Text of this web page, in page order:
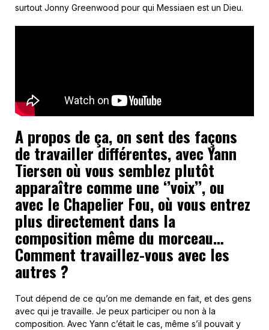
surtout Jonny Greenwood pour qui Messiaen est un Dieu.
A propos de ça, on sent des façons
de travailler différentes, avec Yann
Tiersen où vous semblez plutôt
apparaître comme une ‘’voix’’, ou
avec le Chapelier Fou, où vous entrez
plus directement dans la
composition même du morceau…
Comment travaillez-vous avec les
autres ?
Tout dépend de ce qu’on me demande en fait, et des gens
avec qui je travaille. Je peux participer ou non à la
composition. Avec Yann c’était le cas, même s’il pouvait y